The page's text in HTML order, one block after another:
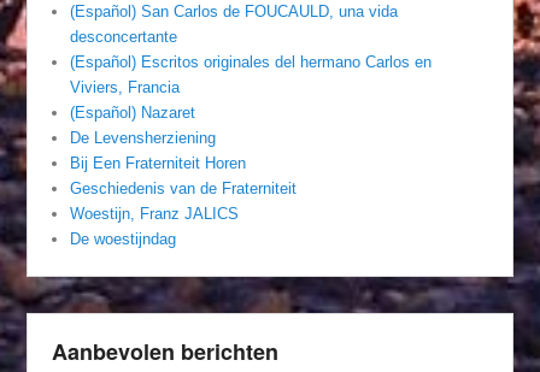
(Español) San Carlos de FOUCAULD, una vida
desconcertante
(Español) Escritos originales del hermano Carlos en
Viviers, Francia
(Español) Nazaret
De Levensherziening
Bij Een Fraterniteit Horen
Geschiedenis van de Fraterniteit
Woestijn, Franz JALICS
De woestijndag
Aanbevolen berichten